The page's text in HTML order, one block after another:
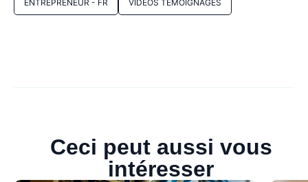
ENTREPRENEUR - FR VIDÉOS TÉMOIGNAGES
Ceci peut aussi vous
intéresser